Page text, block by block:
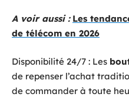
A voir aussi : Les
de télécom en 2026
Disponibilité 24/7 : Les
de repenser l’achat
de commander à toute